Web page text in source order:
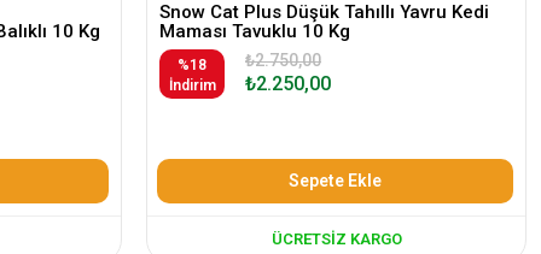
10 Kg
Snow Cat Plus Düşük Tahıllı Yavru Kedi
Maması Tavuklu 10 Kg
%18
İndirim
₺2.250,00
₺2.750,00
Sepete Ekle
ÜCRETSIZ KARGO